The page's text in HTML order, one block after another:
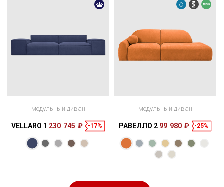
Размеры
модульный диван
VELLARO 1 230 745 ₽ -17%
Размеры
Спальное
модульный диван
РАВЕЛЛО 2 99 980 ₽ -25%